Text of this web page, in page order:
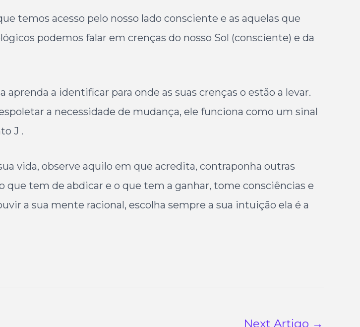
temos acesso pelo nosso lado consciente e as aquelas que
podemos falar em crenças do nosso Sol (consciente) e da
a identificar para onde as suas crenças o estão a levar.
a necessidade de mudança, ele funciona como um sinal
J .
vida, observe aquilo em que acredita, contraponha outras
que tem de abdicar e o que tem a ganhar, tome consciências e
a sua mente racional, escolha sempre a sua intuição ela é a
Next Artigo →